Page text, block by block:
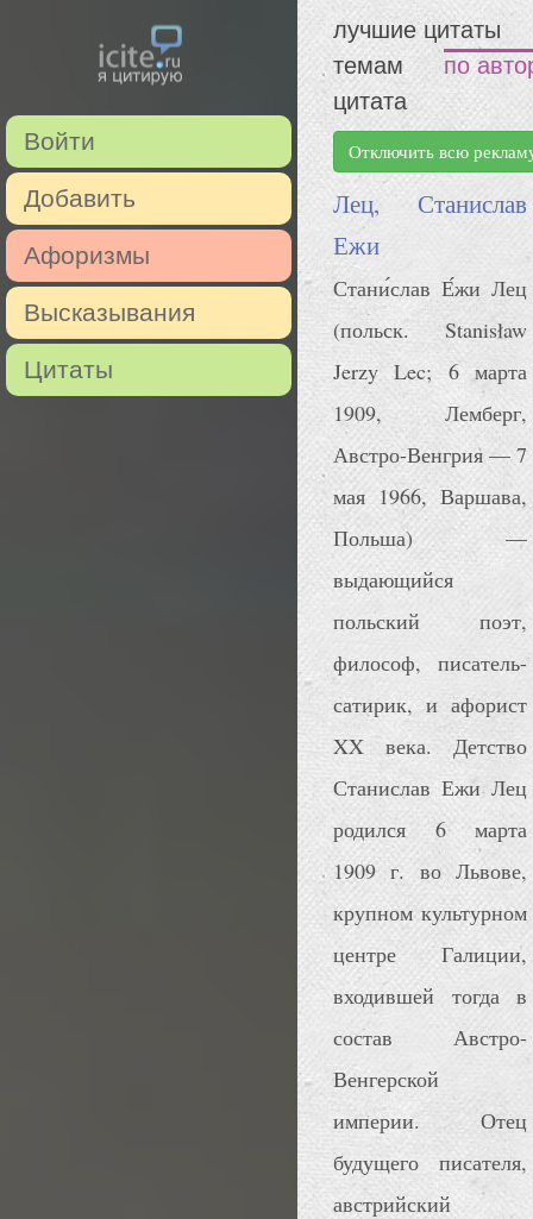
Войти
Добавить
Афоризмы
Высказывания
Цитаты
лучшие цитаты
темам
по
цитата
Отключить всю
Лец, Станислав
Ежи
Стани́слав Е́жи Лец
(польск. Stanisław
Jerzy Lec; 6 марта
1909, Лемберг,
Австро-Венгрия — 7
мая 1966, Варшава,
Польша) —
выдающийся
польский поэт,
философ, писатель-
сатирик, и афорист
XX века. Детство
Станислав Ежи Лец
родился 6 марта
1909 г. во Львове,
крупном культурном
центре Галиции,
входившей тогда в
состав Австро-
Венгерской
империи. Отец
будущего писателя,
австрийский